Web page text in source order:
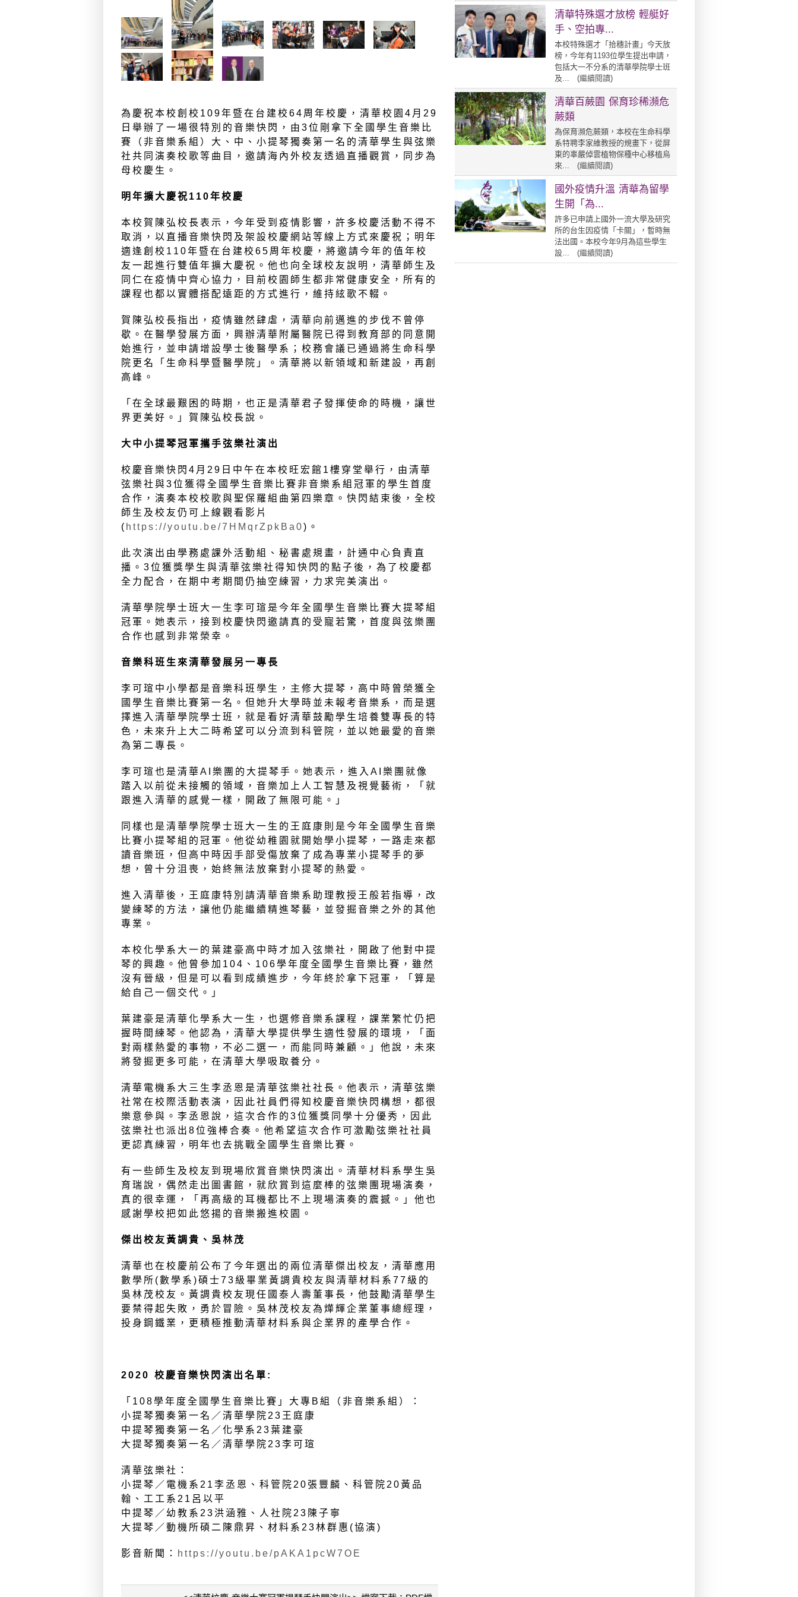
為慶祝本校創校109年暨在台建校64周年校慶，清華校園4月29
日舉辦了一場很特別的音樂快閃，由3位剛拿下全國學生音樂比
賽（非音樂系組）大、中、小提琴獨奏第一名的清華學生與弦樂
社共同演奏校歌等曲目，邀請海內外校友透過直播觀賞，同步為
母校慶生。
明年擴大慶祝110年校慶
本校賀陳弘校長表示，今年受到疫情影響，許多校慶活動不得不
取消，以直播音樂快閃及架設校慶網站等線上方式來慶祝；明年
適逢創校110年暨在台建校65周年校慶，將邀請今年的值年校
友一起進行雙值年擴大慶祝。他也向全球校友說明，清華師生及
同仁在疫情中齊心協力，目前校園師生都非常健康安全，所有的
課程也都以實體搭配遠距的方式進行，維持絃歌不輟。
賀陳弘校長指出，疫情雖然肆虐，清華向前邁進的步伐不曾停
歇。在醫學發展方面，興辦清華附屬醫院已得到教育部的同意開
始進行，並申請增設學士後醫學系；校務會議已通過將生命科學
院更名「生命科學暨醫學院」。清華將以新領域和新建設，再創
高峰。
「在全球最艱困的時期，也正是清華君子發揮使命的時機，讓世
界更美好。」賀陳弘校長說。
大中小提琴冠軍攜手弦樂社演出
校慶音樂快閃4月29日中午在本校旺宏館1樓穿堂舉行，由清華
弦樂社與3位獲得全國學生音樂比賽非音樂系組冠軍的學生首度
合作，演奏本校校歌與聖保羅組曲第四樂章。快閃結束後，全校
師生及校友仍可上線觀看影片
( https://youtu.be/7HMqrZpkBa0)。
此次演出由學務處課外活動組、秘書處規畫，計通中心負責直
播。3位獲獎學生與清華弦樂社得知快閃的點子後，為了校慶都
全力配合，在期中考期間仍抽空練習，力求完美演出。
清華學院學士班大一生李可瑄是今年全國學生音樂比賽大提琴組
冠軍。她表示，接到校慶快閃邀請真的受寵若驚，首度與弦樂團
合作也感到非常榮幸。
音樂科班生來清華發展另一專長
李可瑄中小學都是音樂科班學生，主修大提琴，高中時曾榮獲全
國學生音樂比賽第一名。但她升大學時並未報考音樂系，而是選
擇進入清華學院學士班，就是看好清華鼓勵學生培養雙專長的特
色，未來升上大二時希望可以分流到科管院，並以她最愛的音樂
為第二專長。
李可瑄也是清華AI樂團的大提琴手。她表示，進入AI樂團就像
踏入以前從未接觸的領域，音樂加上人工智慧及視覺藝術，「就
跟進入清華的感覺一樣，開啟了無限可能。」
同樣也是清華學院學士班大一生的王庭康則是今年全國學生音樂
比賽小提琴組的冠軍。他從幼稚園就開始學小提琴，一路走來都
讀音樂班，但高中時因手部受傷放棄了成為專業小提琴手的夢
想，曾十分沮喪，始終無法放棄對小提琴的熱愛。
進入清華後，王庭康特別請清華音樂系助理教授王般若指導，改
變練琴的方法，讓他仍能繼續精進琴藝，並發掘音樂之外的其他
專業。
本校化學系大一的葉建豪高中時才加入弦樂社，開啟了他對中提
琴的興趣。他曾參加104、106學年度全國學生音樂比賽，雖然
沒有晉級，但是可以看到成績進步，今年終於拿下冠軍，「算是
給自己一個交代。」
葉建豪是清華化學系大一生，也選修音樂系課程，課業繁忙仍把
握時間練琴。他認為，清華大學提供學生適性發展的環境，「面
對兩樣熱愛的事物，不必二選一，而能同時兼顧。」他說，未來
將發掘更多可能，在清華大學吸取養分。
清華電機系大三生李丞恩是清華弦樂社社長。他表示，清華弦樂
社常在校際活動表演，因此社員們得知校慶音樂快閃構想，都很
樂意參與。李丞恩說，這次合作的3位獲獎同學十分優秀，因此
弦樂社也派出8位強棒合奏。他希望這次合作可激勵弦樂社社員
更認真練習，明年也去挑戰全國學生音樂比賽。
有一些師生及校友到現場欣賞音樂快閃演出。清華材料系學生吳
育瑞說，偶然走出圖書館，就欣賞到這麼棒的弦樂團現場演奏，
真的很幸運，「再高級的耳機都比不上現場演奏的震撼。」他也
感謝學校把如此悠揚的音樂搬進校園。
傑出校友黃調貴、吳林茂
清華也在校慶前公布了今年選出的兩位清華傑出校友，清華應用
數學所(數學系)碩士73級畢業黃調貴校友與清華材料系77級的
吳林茂校友。黃調貴校友現任國泰人壽董事長，他鼓勵清華學生
要禁得起失敗，勇於冒險。吳林茂校友為燁輝企業董事總經理，
投身鋼鐵業，更積極推動清華材料系與企業界的產學合作。
2020 校慶音樂快閃演出名單:
「108學年度全國學生音樂比賽」大專B組（非音樂系組）：
小提琴獨奏第一名／清華學院23王庭康
中提琴獨奏第一名／化學系23葉建豪
大提琴獨奏第一名／清華學院23李可瑄
清華弦樂社：
小提琴／電機系21李丞恩、科管院20張豐麟、科管院20黃品
翰、工工系21呂以平
中提琴／幼教系23洪涵雅、人社院23陳子寧
大提琴／動機所碩二陳鼎昇、材料系23林群惠(協演)
影音新聞： https://youtu.be/pAKA1pcW7OE
清華特殊選才放榜 輕艇好
手、空拍專...
本校特殊選才「拾穗計畫」今天放
榜，今年有1193位學生提出申請，
包括大一不分系的清華學院學士班
及... (繼續閱讀)
清華百蕨園 保育珍稀瀕危
蕨類
為保育瀕危蕨類，本校在生命科學
系特聘李家維教授的規畫下，從屏
東的辜嚴倬雲植物保種中心移植烏
來... (繼續閱讀)
國外疫情升溫 清華為留學
生開「為...
許多已申請上國外一流大學及研究
所的台生因疫情「卡關」，暫時無
法出國。本校今年9月為這些學生
設... (繼續閱讀)